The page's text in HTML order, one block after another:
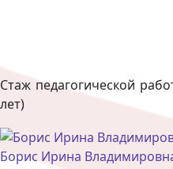
Стаж педагогической
лет)
Борис Ирина